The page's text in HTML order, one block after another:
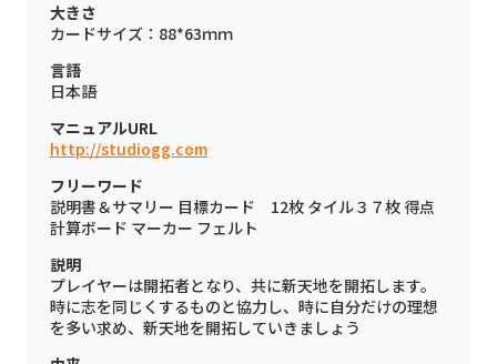
大きさ
カードサイズ：88*63ｍｍ
言語
日本語
マニュアルURL
http://studiogg.com
フリーワード
説明書＆サマリー 目標カード 12枚 タイル３７枚 得点
計算ボード マーカー フェルト
説明
プレイヤーは開拓者となり、共に新天地を開拓します。
時に志を同じくするものと協力し、時に自分だけの理想
を多い求め、新天地を開拓していきましょう